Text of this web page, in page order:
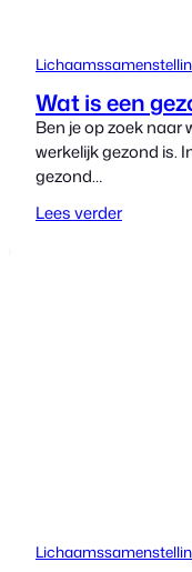
Wat is een
Ben je op zoek
werkelijk gezond is.
gezond…
Lees verder